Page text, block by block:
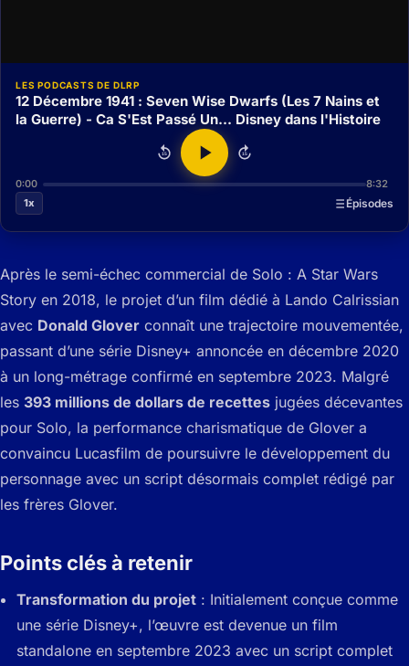
LES PODCASTS DE DLRP
12 Décembre 1941 : Seven Wise Dwarfs (Les 7 Nains et
la Guerre) - Ca S'Est Passé Un... Disney dans l'Histoire
15 15
0:00
8:32
1x
Épisodes
Après le semi-échec commercial de Solo : A Star Wars
Story en 2018, le projet d’un film dédié à Lando Calrissian
avec Donald Glover connaît une trajectoire mouvementée,
passant d’une série Disney+ annoncée en décembre 2020
à un long-métrage confirmé en septembre 2023. Malgré
les 393 millions de dollars de recettes jugées décevantes
pour Solo, la performance charismatique de Glover a
convaincu Lucasfilm de poursuivre le développement du
personnage avec un script désormais complet rédigé par
les frères Glover.
Points clés à retenir
Transformation du projet : Initialement conçue comme
une série Disney+, l’œuvre est devenue un film
standalone en septembre 2023 avec un script complet